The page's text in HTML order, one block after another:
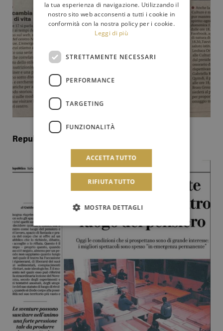
Repubblica Palermo
la tua esperienza di navigazione. Utilizzando il
nostro sito web acconsenti a tutti i cookie in
conformità con la nostra policy per i cookie.
Leggi di più
STRETTAMENTE NECESSARI
PERFORMANCE
TARGETING
FUNZIONALITÀ
ACCETTA TUTTO
RIFIUTA TUTTO
MOSTRA DETTAGLI